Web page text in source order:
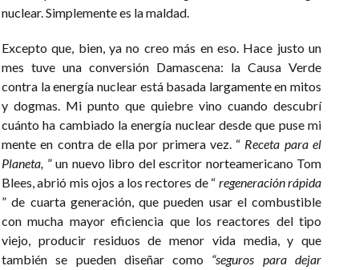
nuclear. Simplemente es la maldad.
Excepto que, bien, ya no creo más en eso. Hace justo un
mes tuve una conversión Damascena: la Causa Verde
contra la energía nuclear está basada largamente en mitos
y dogmas. Mi punto que quiebre vino cuando descubrí
cuánto ha cambiado la energía nuclear desde que puse mi
mente en contra de ella por primera vez. “ Receta para el
Planeta, ” un nuevo libro del escritor norteamericano Tom
Blees, abrió mis ojos a los rectores de “ regeneración rápida
” de cuarta generación, que pueden usar el combustible
con mucha mayor eficiencia que los reactores del tipo
viejo, producir residuos de menor vida media, y que
también se pueden diseñar como “seguros para dejar